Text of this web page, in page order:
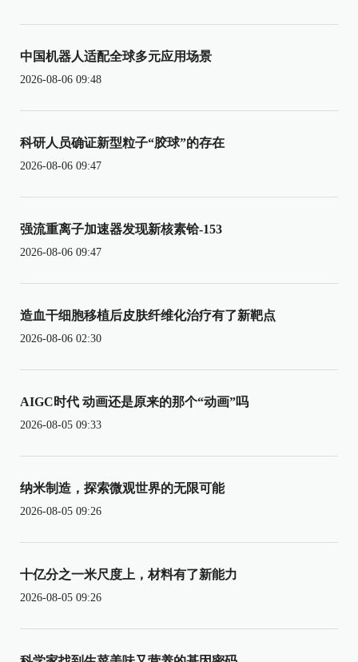
中国机器人适配全球多元应用场景
2026-08-06 09:48
科研人员确证新型粒子“胶球”的存在
2026-08-06 09:47
强流重离子加速器发现新核素铪-153
2026-08-06 09:47
造血干细胞移植后皮肤纤维化治疗有了新靶点
2026-08-06 02:30
AIGC时代 动画还是原来的那个“动画”吗
2026-08-05 09:33
纳米制造，探索微观世界的无限可能
2026-08-05 09:26
十亿分之一米尺度上，材料有了新能力
2026-08-05 09:26